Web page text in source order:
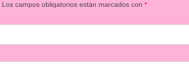
Los campos obligatorios están marcados con*